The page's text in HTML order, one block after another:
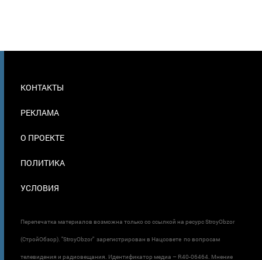
В
КОНТАКТЫ
РЕКЛАМА
О ПРОЕКТЕ
ПОЛИТИКА
УСЛОВИЯ
Перепечатка материалов возможна только со ссылкой на ресурс StroyObzor
(СтройОбзор). "StroyObzor" зарегистрирован в Нацсовете по вопросам
телевидения и радиовещания. Идентификатор медиа – R40-06464. Мнение